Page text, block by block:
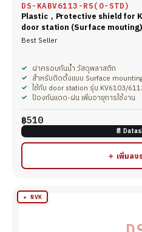
DS-KABV6113-RS(O-STD)
Plastic，Protective shield for
door station (Surface mouting)
Best Seller
ฝาครอบกันน้ำ วัสดุพลาสติก
สำหรับติดตั้งแบบ Surface
ใช้กับ door station รุ่น KV6103/
ป้องกันแดด-ฝน เพิ่มอายุการใช้งาน
฿510
📄
＋ เพิ่มลง
★ NVK